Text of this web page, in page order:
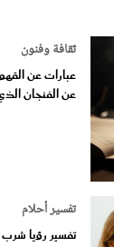
ثقافة وفنون
عبارات عن
عن الفنجان
تفسير أحلام
تفسير رؤيا